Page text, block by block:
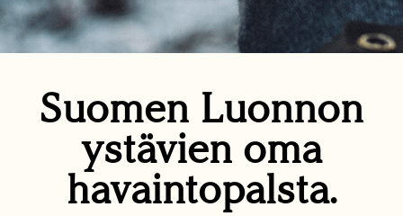
Suomen Luonnon
ystävien oma
havaintopalsta.